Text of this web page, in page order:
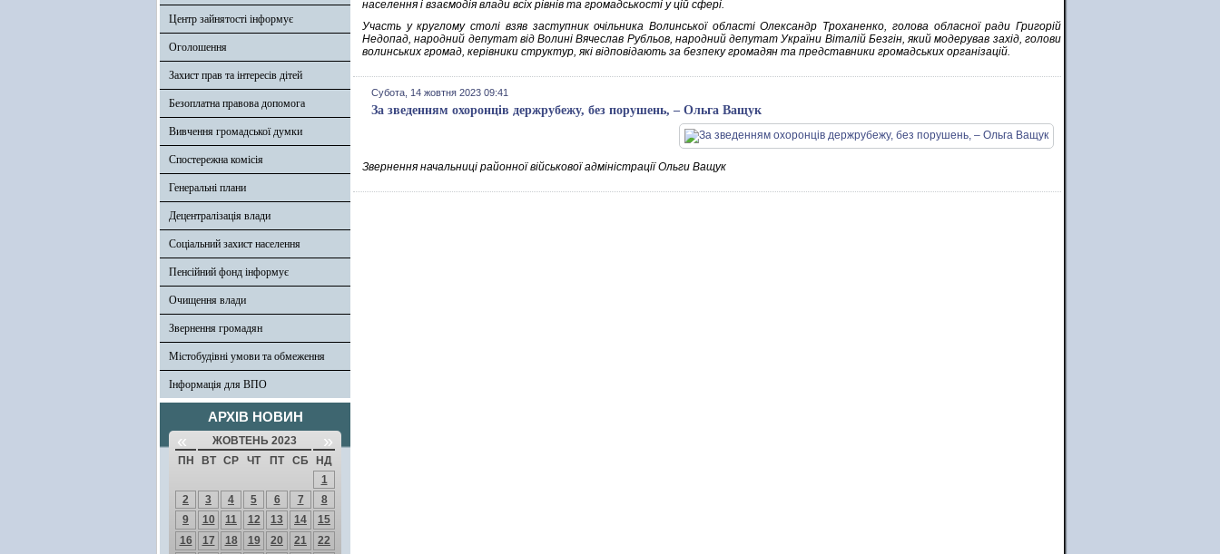
Центр зайнятості інформує
Оголошення
Захист прав та інтересів дітей
Безоплатна правова допомога
Вивчення громадської думки
Спостережна комісія
Генеральні плани
Децентралізація влади
Соціальний захист населення
Пенсійний фонд інформує
Очищення влади
Звернення громадян
Містобудівні умови та обмеження
Інформація для ВПО
АРХІВ НОВИН
« ЖОВТЕНЬ 2023 »
ПН ВТ СР ЧТ ПТ СБ
НД
1
2
3 4 5 6 7
8
9
10 11 12 13 14
15
16
17 18 19 20 21
22
населення і взаємодія влади всіх рівнів та громадськості у цій сфері.
Участь у круглому столі взяв заступник очільника Волинської області Олександр Троханенко, голова обласної ради Григорій
Недопад, народний депутат від Волині Вячеслав Рубльов, народний депутат України Віталій Безгін, який модерував захід, голови
волинських громад, керівники структур, які відповідають за безпеку громадян та представники громадських організацій.
Субота, 14 жовтня 2023 09:41
За зведенням охоронців держрубежу, без порушень, – Ольга Ващук
Звернення начальниці районної військової адміністрації Ольги Ващук